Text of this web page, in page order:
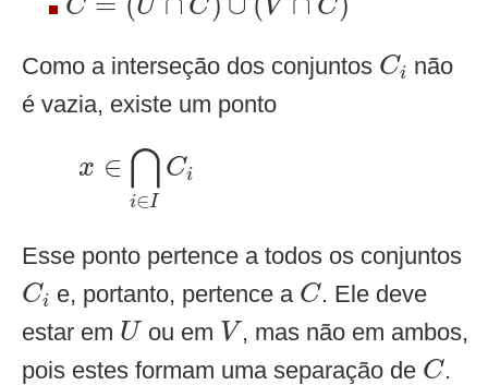
C U C V C
Como a interseção dos conjuntos Ci
Ci não
é vazia, existe um ponto
x ∈ ⋂
i∈I
Ci
⋂i∈ IC
Esse ponto pertence a todos os conjuntos
Ci
Ci e, portanto, pertence a C
C. Ele deve
estar em U
U ou em V
V, mas não em ambos,
pois estes formam uma separação de C
C.